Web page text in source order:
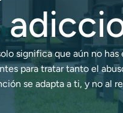
significa que aún no
para tratar tanto el
se adapta a ti, y no al